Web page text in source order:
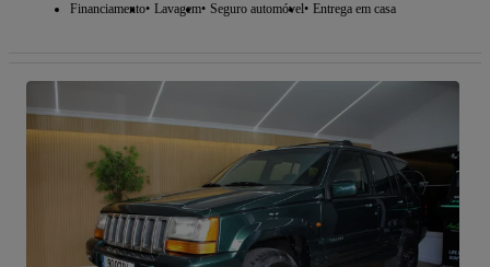
Financiamento Lavagem Seguro automóvel Entrega em casa